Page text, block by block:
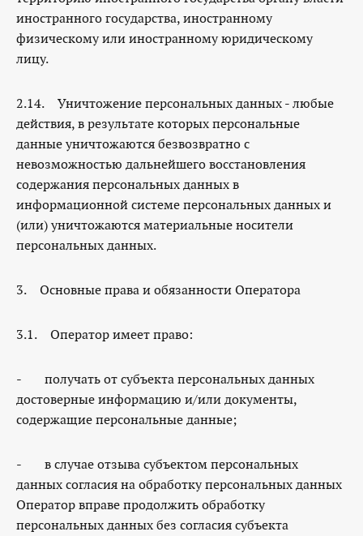
иностранного государства, иностранному
физическому или иностранному юридическому
лицу.
2.14. Уничтожение персональных данных - любые
действия, в результате которых персональные
данные уничтожаются безвозвратно с
невозможностью дальнейшего восстановления
содержания персональных данных в
информационной системе персональных данных и
(или) уничтожаются материальные носители
персональных данных.
3. Основные права и обязанности Оператора
3.1. Оператор имеет право:
- получать от субъекта персональных данных
достоверные информацию и/или документы,
содержащие персональные данные;
- в случае отзыва субъектом персональных
данных согласия на обработку персональных данных
Оператор вправе продолжить обработку
персональных данных без согласия субъекта